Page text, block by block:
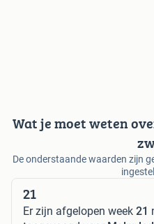
Wat je moet weten
De onderstaande waarden zijn
21
Er zijn afgelopen week 21